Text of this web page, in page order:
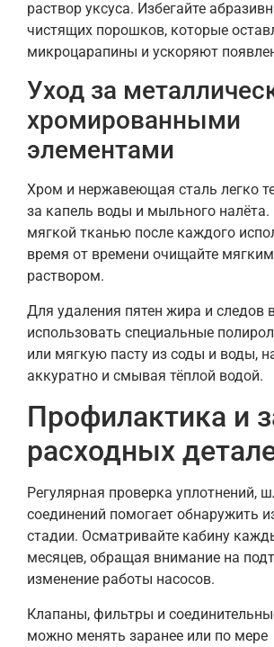
раствор уксуса. Избегайте
чистящих порошков, которые
микроцарапины и ускоряют
Уход за
хромированными
элементами
Хром и нержавеющая сталь легко
за капель воды и мыльного налёта.
мягкой тканью после каждого
время от времени очищайте
раствором.
Для удаления пятен жира и
использовать специальные
или мягкую пасту из соды и воды,
аккуратно и смывая тёплой водой.
Профилактика и
расходных
Регулярная проверка уплотнений,
соединений помогает обнаружить
стадии. Осматривайте кабину
месяцев, обращая внимание на
изменение работы насосов.
Клапаны, фильтры и
можно менять заранее или по мере